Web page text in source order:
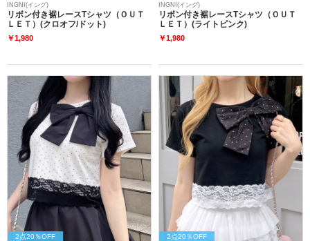
INGNI(イング)
リボン付き裾レースTシャツ（ＯＵＴ
ＬＥＴ）(クロオフ/ドット)
￥1,980
INGNI(イング)
リボン付き裾レースTシャツ（ＯＵＴ
ＬＥＴ）(ライトピンク)
￥1,980
2点20％OFF 2点20％OFF